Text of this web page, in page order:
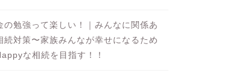
の勉強って楽しい！｜みんなに関係あ
続対策〜家族みんなが幸せになるため
な相続を目指す！！